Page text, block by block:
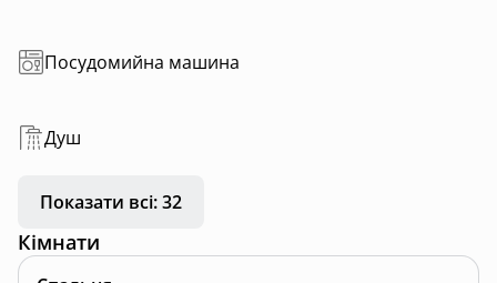
До котеджу дуже зручний заїзд .
Посудомийна машина
Душ
Показати всі: 32
Кімнати